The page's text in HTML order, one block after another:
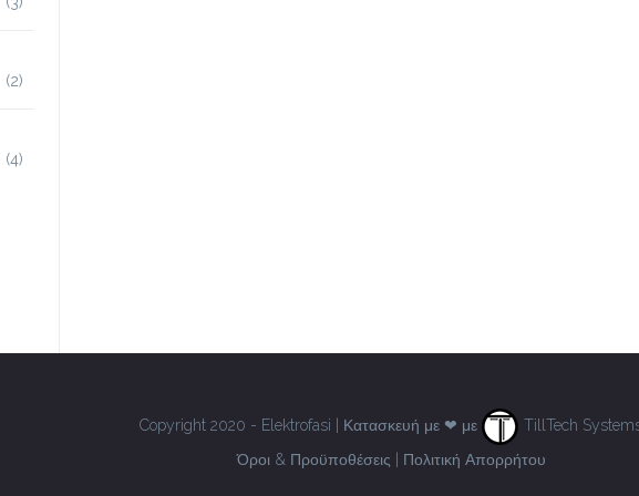
(2)
(4)
Copyright 2020 - Elektrofasi | Κατασκευή με ❤ με
TillTech
Όροι & Προϋποθέσεις
Πολιτική Απορρήτου